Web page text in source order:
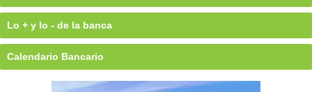
Lo + y lo - de la banca
Calendario Bancario